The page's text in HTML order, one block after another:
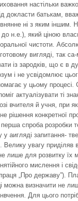
настільки
докласти батькам,
ні з яким іншим.
н.е.), який ціною
чистоти.
вигляді, так
із зародків, що є в
і не усвідомлює
у цьому
актуалізувати ті
вчителя й учня, при
рішення конкретної
спроба розробки
у аигляді запитання-
увагу приділяв
лише для розвитку їх
мислення і
„Про державу”).
можна визначити не
Для цього